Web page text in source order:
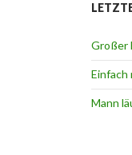
Großer
Einfach
Mann